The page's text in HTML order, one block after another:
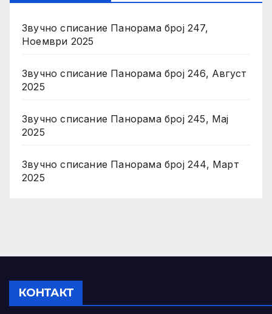
Звучно списание Панорама број 247,
Ноември 2025
Звучно списание Панорама број 246, Август
2025
Звучно списание Панорама број 245, Мај
2025
Звучно списание Панорама број 244, Март
2025
КОНТАКТ